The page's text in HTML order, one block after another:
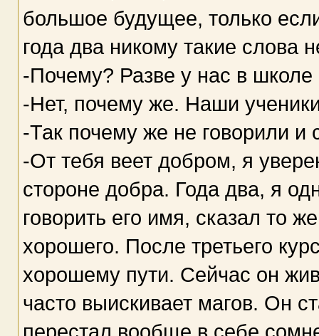
большое будущее, только
года два никому такие слова
-Почему? Разве у нас в
-Нет, почему же. Наши
-Так почему же не говорили и
-От тебя веет добром, я
стороне добра. Года два, я
говорить его имя, сказал то
хорошего. После третьего
хорошему пути. Сейчас он
часто выискивает магов. Он